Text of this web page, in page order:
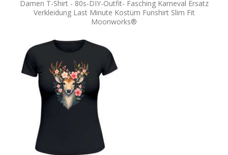
Damen T-Shirt - 80s-DIY-Outfit- Fasching Karneval Ersatz
Verkleidung Last Minute Kostüm Funshirt Slim Fit
Moonworks®